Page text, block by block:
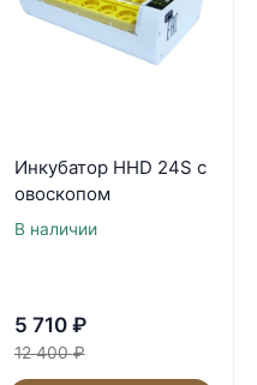
Инкубатор HHD 24S с
овоскопом
В наличии
5 710 ₽
12 400 ₽